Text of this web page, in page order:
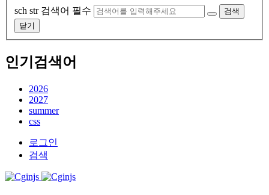
sch str 검색어 필수
검색
닫기
인기검색어
2026
2027
summer
css
로그인
검색